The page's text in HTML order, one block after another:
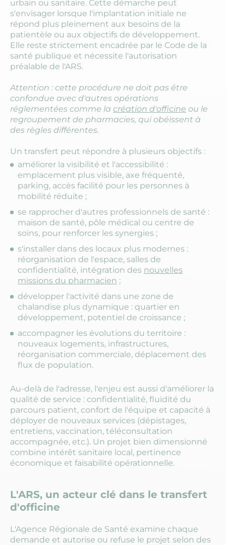
urbain ou sanitaire. Cette démarche peut
s'envisager lorsque l'implantation initiale ne
répond plus pleinement aux besoins de la
patientèle ou aux objectifs de développement.
Elle reste strictement encadrée par le Code de la
santé publique et nécessite l'autorisation
préalable de l'ARS.
Attention : cette procédure ne doit pas être
confondue avec d'autres opérations
réglementées comme la création d'officine ou le
regroupement de pharmacies, qui obéissent à
des règles différentes.
Un transfert peut répondre à plusieurs objectifs :
améliorer la visibilité et l'accessibilité :
emplacement plus visible, axe fréquenté,
parking, accès facilité pour les personnes à
mobilité réduite ;
se rapprocher d'autres professionnels de santé :
maison de santé, pôle médical ou centre de
soins, pour renforcer les synergies ;
s'installer dans des locaux plus modernes :
réorganisation de l'espace, salles de
confidentialité, intégration des nouvelles
missions du pharmacien ;
développer l'activité dans une zone de
chalandise plus dynamique : quartier en
développement, potentiel de croissance ;
accompagner les évolutions du territoire :
nouveaux logements, infrastructures,
réorganisation commerciale, déplacement des
flux de population.
Au-delà de l'adresse, l'enjeu est aussi d'améliorer la
qualité de service : confidentialité, fluidité du
parcours patient, confort de l'équipe et capacité à
déployer de nouveaux services (dépistages,
entretiens, vaccination, téléconsultation
accompagnée, etc.). Un projet bien dimensionné
combine intérêt sanitaire local, pertinence
économique et faisabilité opérationnelle.
L'ARS, un acteur clé dans le transfert
d'officine
L'Agence Régionale de Santé examine chaque
demande et autorise ou refuse le projet selon des